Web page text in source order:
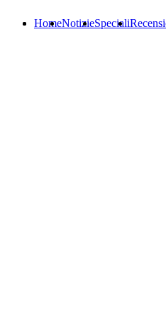
HomeNotizieSpeciali